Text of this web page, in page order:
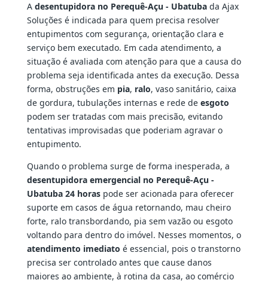
A desentupidora no Perequê-Açu - Ubatubada Ajax
Soluções é indicada para quem precisa resolver
entupimentos com segurança, orientação clara e
serviço bem executado. Em cada atendimento, a
situação é avaliada com atenção para que a causa do
problema seja identificada antes da execução. Dessa
forma, obstruções em pia, ralo, vaso sanitário, caixa
de gordura, tubulações internas e rede de esgoto
podem ser tratadas com mais precisão, evitando
tentativas improvisadas que poderiam agravar o
entupimento.
Quando o problema surge de forma inesperada, a
desentupidora emergencial no Perequê-Açu -
Ubatuba 24 horaspode ser acionada para oferecer
suporte em casos de água retornando, mau cheiro
forte, ralo transbordando, pia sem vazão ou esgoto
voltando para dentro do imóvel. Nesses momentos, o
atendimento imediato é essencial, pois o transtorno
precisa ser controlado antes que cause danos
maiores ao ambiente, à rotina da casa, ao comércio